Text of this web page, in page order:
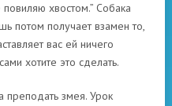
хвостом.” Собака
потом получает взамен то,
вас ей ничего
хотите это сделать.
преподать змея. Урок